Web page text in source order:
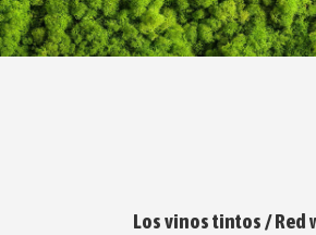
Los vinos tintos / Red